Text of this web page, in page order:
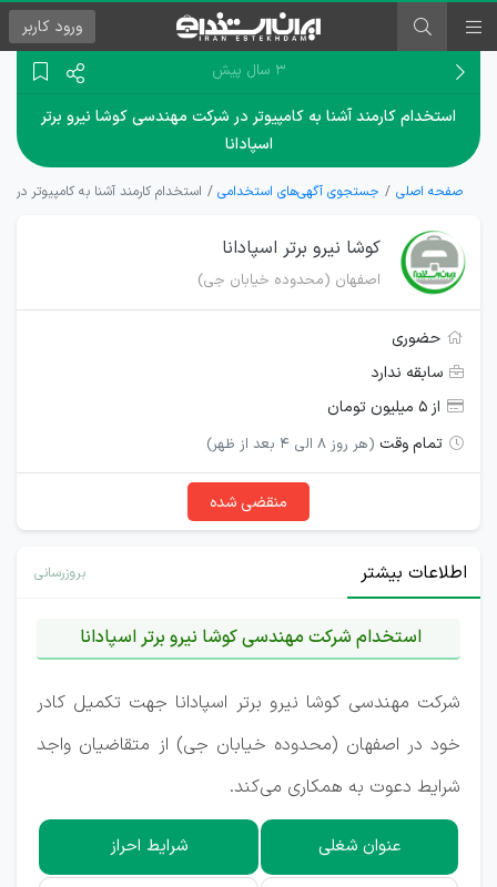
ورود کاربر
۳ سال پیش
استخدام کارمند آشنا به کامپیوتر در شرکت مهندسی کوشا نیرو برتر
اسپادانا
صفحه اصلی جستجوی آگهی‌های استخدامی استخدام کارمند آشنا به کامپیوتر در
کوشا نیرو برتر اسپادانا
اصفهان (محدوده خیابان جی)
حضوری
سابقه ندارد
از ۵ میلیون تومان
تمام وقت (هر روز 8 الی 4 بعد از ظهر)
منقضی شده
اطلاعات بیشتر بروزرسانی
استخدام شرکت مهندسی کوشا نیرو برتر اسپادانا
شرکت مهندسی کوشا نیرو برتر اسپادانا جهت تکمیل کادر
خود در اصفهان (محدوده خیابان جی) از متقاضیان واجد
شرایط دعوت به همکاری می‌کند.
عنوان شغلی شرایط احراز